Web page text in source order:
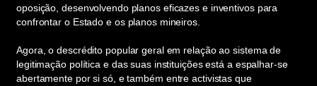
oposição, desenvolvendo planos eficazes e inventivos para
confrontar o Estado e os planos mineiros.
Agora, o descrédito popular geral em relação ao sistema de
legitimação política e das suas instituições está a espalhar-se
abertamente por si só, e também entre activistas que